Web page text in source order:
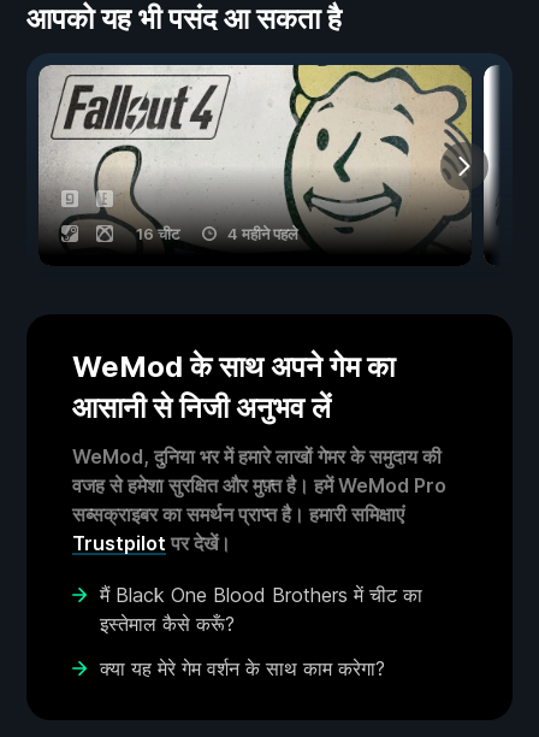
आपको यह भी पसंद आ सकता है
16 चीट 4 महीने पहले
WeMod के साथ अपने गेम का
आसानी से निजी अनुभव लें
WeMod, दुनिया भर में हमारे लाखों गेमर के समुदाय की
वजह से हमेशा सुरक्षित और मुफ़्त है। हमें WeMod Pro
सब्सक्राइबर का समर्थन प्राप्त है। हमारी समिक्षाएं
Trustpilot पर देखें।
मैं Black One Blood Brothers में चीट का
इस्तेमाल कैसे करूँ?
क्या यह मेरे गेम वर्शन के साथ काम करेगा?